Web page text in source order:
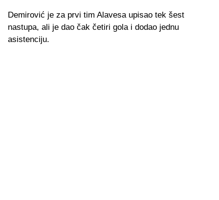
Demirović je za prvi tim Alavesa upisao tek šest
nastupa, ali je dao čak četiri gola i dodao jednu
asistenciju.